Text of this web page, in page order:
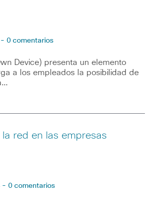
- 0 comentarios
Device) presenta un elemento
a los empleados la posibilidad de
la red en las empresas
- 0 comentarios